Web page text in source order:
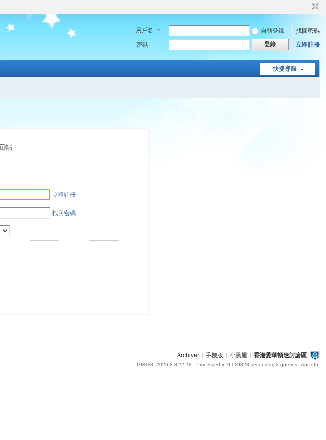
用戶名 自動登錄
找回密碼
密碼
登錄 立即註冊
快捷導航
帖
立即註冊
找回密碼
Archiver 手機版 小黑屋 香港愛華頓迷討論區
GMT+8, 2026-8-8 22:18 , Processed in 0.029823 second(s), 2 queries , Apc On.